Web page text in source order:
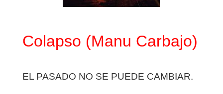
Colapso (Manu Carbajo)
EL PASADO NO SE PUEDE CAMBIAR.